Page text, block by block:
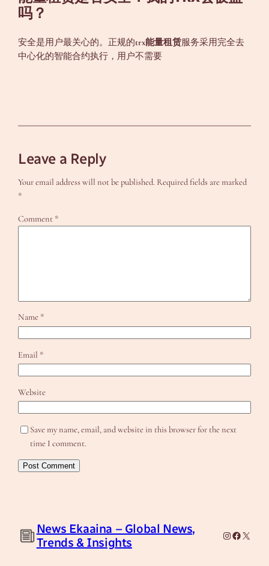
吗？
安全是用户最关心的。正规的trx能量租赁服务采用完全去
中心化的智能合约执行，用户不需要
Leave a Reply
Your email address will not be published. Required fields are marked
*
Comment *
Name *
Email *
Website
Save my name, email, and website in this browser for the next
time I comment.
News Ekaaina – Global News,
Trends & Insights
Instagram
Facebook
X